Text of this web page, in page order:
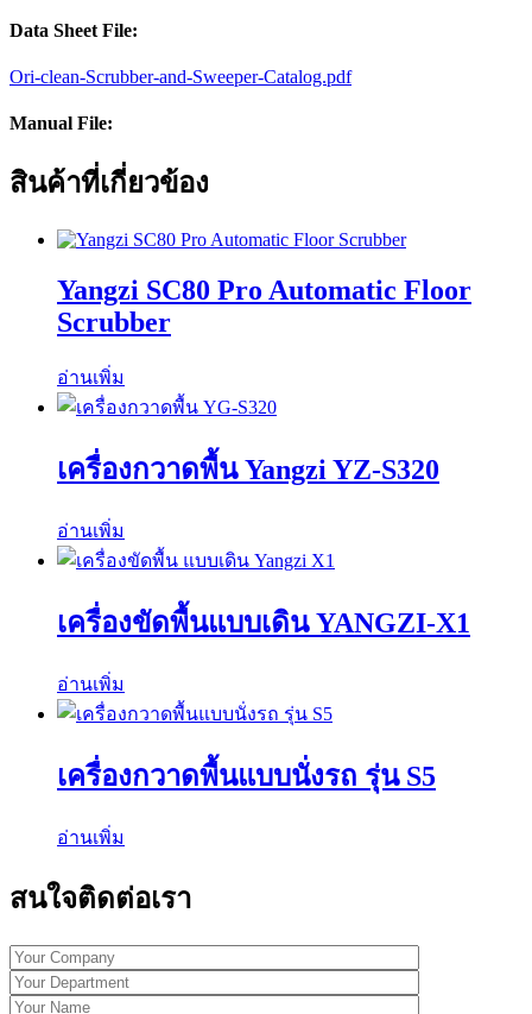
Data Sheet File:
Ori-clean-Scrubber-and-Sweeper-Catalog.pdf
Manual File:
สินค้าที่เกี่ยวข้อง
Yangzi SC80 Pro Automatic Floor
Scrubber
อ่านเพิ่ม
เครื่องกวาดพื้น Yangzi YZ-S320
อ่านเพิ่ม
เครื่องขัดพื้นแบบเดิน YANGZI-X1
อ่านเพิ่ม
เครื่องกวาดพื้นแบบนั่งรถ รุ่น S5
อ่านเพิ่ม
สนใจติดต่อเรา